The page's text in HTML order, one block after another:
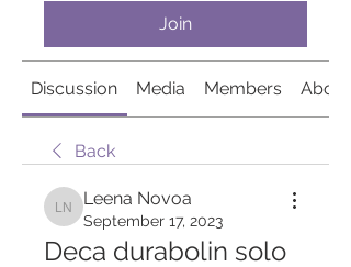
Join
Discussion Media Members About
Back
Leena Novoa
Leena Novoa
September 17, 2023
Deca durabolin solo